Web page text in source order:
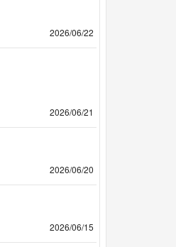
2026/06/22
2026/06/21
2026/06/20
2026/06/15